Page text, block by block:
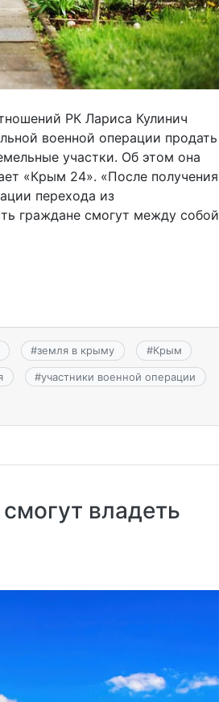
РК Лариса Кулинич
военной операции продать
участки. Об этом она
«Крым 24». «После получения
перехода из
граждане смогут между собой
#земля в крыму #Крым
#участники военной операции
владеть